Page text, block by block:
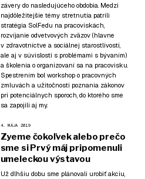
závery do nasledujúceho obdobia. Medzi
najdôležitejšie témy stretnutia patrili
stratégia SolFedu na pracoviskách,
rozvíjanie odvetvových zväzov (hlavne
v zdravotníctve a sociálnej starostlivosti,
ale aj v súvislosti s problémami s bývaním)
a školenia o organizovaní sa na pracovisku.
Spestrením bol workshop o pracovných
zmluvách a užitočnosti poznania zákonov
pri potenciálnych sporoch, do ktorého sme
sa zapojili aj my.
4. MÁJA 2019
Zyeme čokoľvek alebo prečo
sme si Prvý máj pripomenuli
umeleckou výstavou
Už dlhšiu dobu sme plánovali urobiť akciu,